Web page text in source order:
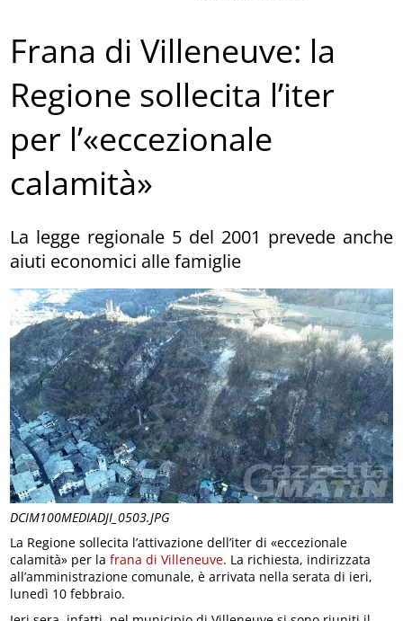
DCIM100MEDIADJI_0503.JPG
Frana di Villeneuve: la
Regione sollecita l’iter
per l’«eccezionale
calamità»
La legge regionale 5 del 2001 prevede anche
aiuti economici alle famiglie
La Regione sollecita l’attivazione dell’iter di «eccezionale
calamità» per lafrana di Villeneuve. La richiesta, indirizzata
all’amministrazione comunale, è arrivata nella serata di ieri,
lunedì 10 febbraio.